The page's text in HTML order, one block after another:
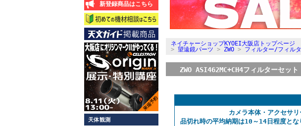
新登録商品はこちら
天体観測
ネイチャーショップKYOEI大阪店トップページ
> 望遠鏡パーツ > ZWO> フィルター/フィル
ZWO ASI462MC+CH4フィルターセット
カメラ本体・アクセサ
品切れ時の平均納期は10～14日程度と